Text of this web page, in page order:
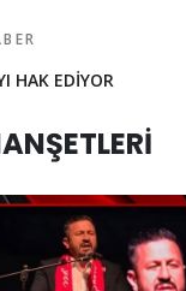
HAK EDİYOR